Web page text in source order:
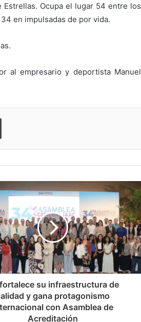
Ocupa el lugar 54 entre los
en impulsadas de por vida.
al empresario y deportista Manuel
Imprimi
su infraestructura de
y gana protagonismo
con Asamblea de
Acreditación